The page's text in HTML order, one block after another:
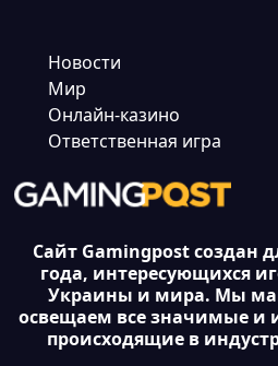
Новости
Мир
Онлайн-казино
Ответственная игра
Сайт Gamingpost создан
года, интересующихся
Украины и мира. Мы
освещаем все значимые и
происходящие в